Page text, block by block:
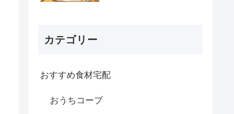
カテゴリー
おすすめ食材宅配
おうちコープ